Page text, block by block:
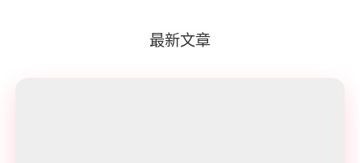
最新文章